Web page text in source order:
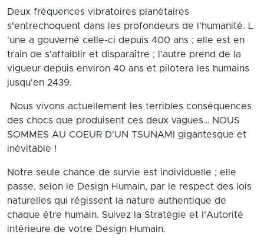
Deux fréquences vibratoires planétaires
s'entrechoquent dans les profondeurs de l'humanité. L
'une a gouverné celle-ci depuis 400 ans ; elle est en
train de s'affaiblir et disparaître ; l'autre prend de la
vigueur depuis environ 40 ans et pilotera les humains
jusqu'en 2439.
Nous vivons actuellement les terribles conséquences
des chocs que produisent ces deux vagues… NOUS
SOMMES AU COEUR D'UN TSUNAMI gigantesque et
inévitable !
Notre seule chance de survie est individuelle ; elle
passe, selon le Design Humain, par le respect des lois
naturelles qui régissent la nature authentique de
chaque être humain. Suivez la Stratégie et l'Autorité
intérieure de votre Design Humain.